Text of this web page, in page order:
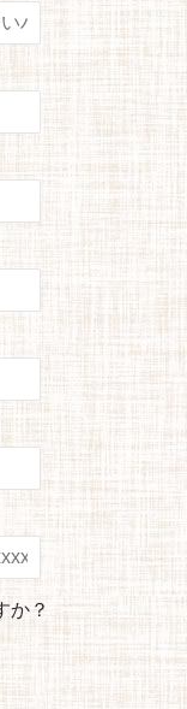
か？